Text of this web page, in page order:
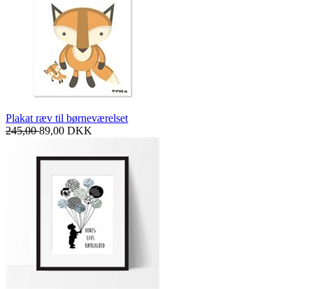
Plakat ræv til børneværelset
245,0089,00 DKK